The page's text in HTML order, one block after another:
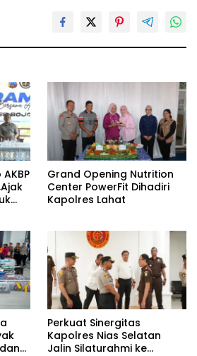
Grand Opening Nutrition
Center PowerFit Dihadiri
Kapolres Lahat
Perkuat Sinergitas
Kapolres Nias Selatan
Jalin Silaturahmi ke